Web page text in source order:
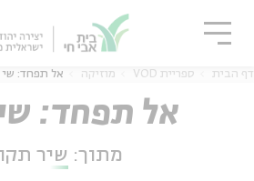
אנגלית
דף הבית ספריית VOD מוזיקה אל תפחד: שי
אל תפחד:
מתוך: שיר
סגור